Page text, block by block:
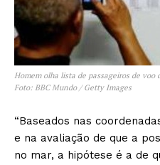
Homem olha lista de passageiros de voo
Foto: BBC Mundo / Getty Images
“Baseados nas
e na avaliação de que a
no mar, a hipótese é a de